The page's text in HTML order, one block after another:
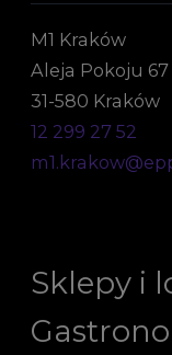
M1 Kraków
Aleja Pokoju 67
31-580 Kraków
12 299 27 52
Sklepy i